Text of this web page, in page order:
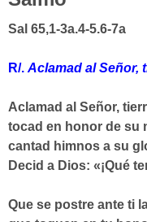
Sal 65,1-3a.4-5.6-7a
R/. Aclamad al Señor,
Aclamad al Señor,
tocad en honor de su
cantad himnos a su
Decid a Dios: «¡Qué
Que se postre ante ti